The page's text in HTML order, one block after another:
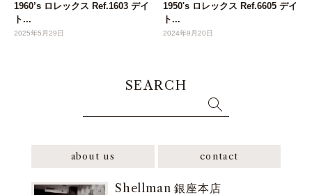
1960’s ロレックス Ref.1603 デイ
ト...
2025年5月29日
1950's ロレックス Ref.6605 デイ
ト...
2024年9月20日
SEARCH
about us contact
Shellman 銀座本店